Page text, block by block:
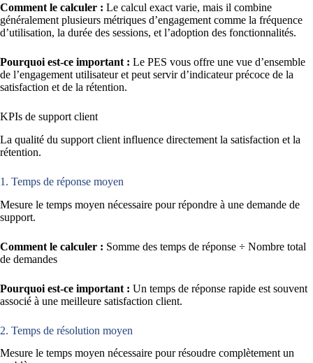
Comment le calculer : Le calcul exact varie, mais il combine
généralement plusieurs métriques d’engagement comme la fréquence
d’utilisation, la durée des sessions, et l’adoption des fonctionnalités.
Pourquoi est-ce important : Le PES vous offre une vue d’ensemble
de l’engagement utilisateur et peut servir d’indicateur précoce de la
satisfaction et de la rétention.
KPIs de support client
La qualité du support client influence directement la satisfaction et la
rétention.
1. Temps de réponse moyen
Mesure le temps moyen nécessaire pour répondre à une demande de
support.
Comment le calculer : Somme des temps de réponse ÷ Nombre total
de demandes
Pourquoi est-ce important : Un temps de réponse rapide est souvent
associé à une meilleure satisfaction client.
2. Temps de résolution moyen
Mesure le temps moyen nécessaire pour résoudre complètement un